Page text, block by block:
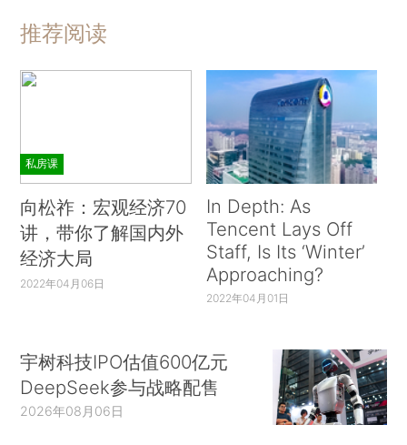
推荐阅读
私房课
向松祚：宏观经济70
讲，带你了解国内外
经济大局
2022年04月06日
In Depth: As
Tencent Lays Off
Staff, Is Its ‘Winter’
Approaching?
2022年04月01日
宇树科技IPO估值600亿元
DeepSeek参与战略配售
2026年08月06日